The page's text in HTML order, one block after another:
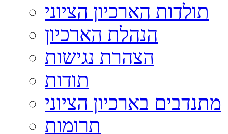
תולדות הארכיון הציוני
הנהלת הארכיון
הצהרת נגישות
תודות
מתנדבים בארכיון הציוני
תרומות